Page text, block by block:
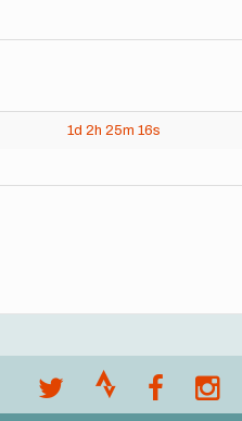
1d 2h 25m 16s